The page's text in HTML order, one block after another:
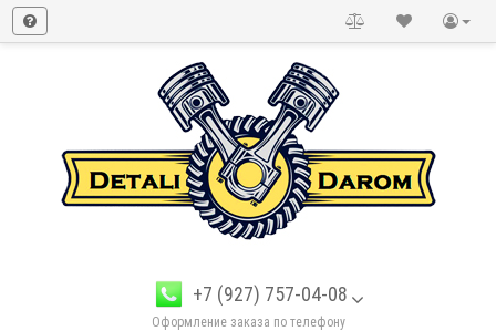
+7 (927) 757-04-08
Оформление заказа по телефону